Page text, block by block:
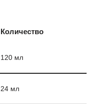
Количество
120 мл
24 мл